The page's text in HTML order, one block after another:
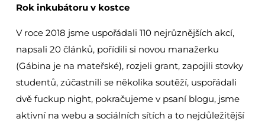
Rok inkubátoru v kostce
V roce 2018 jsme uspořádali 110 nejrůznějších akcí,
napsali 20 článků, pořídili si novou manažerku
(Gábina je na mateřské), rozjeli grant, zapojili stovky
studentů, zúčastnili se několika soutěží, uspořádali
dvě fuckup night, pokračujeme v psaní blogu, jsme
aktivní na webu a sociálních sítích a to nejdůležitější